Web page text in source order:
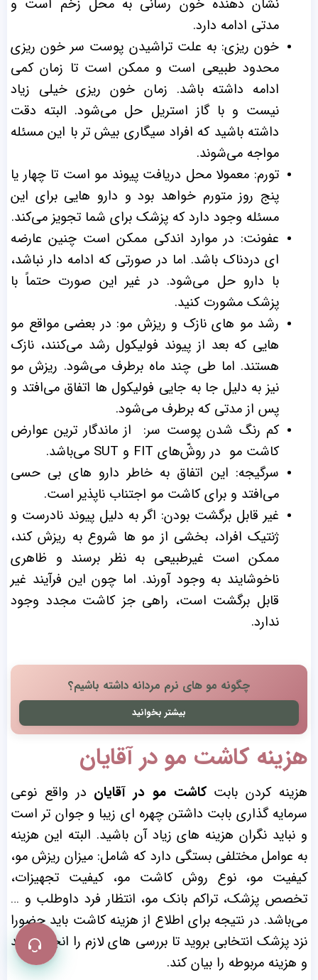
نشان‌ دهنده خون‌ رسانی به محل زخم است و
مدتی ادامه‌ دارد.
خون‌ ریزی: به علت تراشیدن پوست سر خون ریزی
محدود طبیعی است و ممکن است تا زمان کمی
ادامه داشته باشد. زمان خون ریزی خیلی زیاد
نیست و با گاز استریل حل می‌شود. البته دقت
داشته باشید که افراد سیگاری بیش تر با این مسئله
مواجه می‌شوند.
تورم: معمولا محل دریافت پیوند مو است تا چهار یا
پنج روز متورم خواهد بود و دارو هایی برای این
مسئله وجود دارد که پزشک برای شما تجویز می‌کند.
عفونت: در موارد اندکی ممکن است چنین عارضه
‌ای دردناک باشد. اما در صورتی که ادامه ‌دار نباشد،
با دارو حل می‌شود. در غیر این صورت حتماً با
پزشک مشورت کنید.
رشد مو های نازک و ریزش مو: در بعضی مواقع مو
هایی که بعد از پیوند فولیکول رشد می‌کنند، نازک
هستند. اما طی چند ماه برطرف می‌شود. ریزش مو
نیز به دلیل جا به ‌جایی فولیکول ‌ها اتفاق می‌افتد و
پس از مدتی که برطرف می‌شود.
کم رنگ شدن پوست سر: از ماندگار ترین عوارض
کاشت مو در روش‌ّهای FIT و SUT می‌باشد.
سرگیجه: این اتفاق به خاطر دارو های بی‌ حسی
می‌افتد و برای کاشت مو اجتناب‌ ناپذیر است.
غیر قابل برگشت بودن: اگر به دلیل پیوند نادرست و
ژنتیک افراد، بخشی از مو ها شروع به ریزش کند،
ممکن است غیرطبیعی به نظر برسند و ظاهری
ناخوشایند به ‌وجود آورند. اما چون این فرآیند غیر
قابل ‌برگشت است، راهی جز کاشت مجدد وجود
ندارد.
چگونه مو های نرم مردانه داشته باشیم؟
بیشتر بخوانید
هزینه کاشت مو در آقایان
هزینه کردن بابتکاشت مو در آقایان در واقع نوعی
سرمایه‌ گذاری بابت داشتن چهره‌ ای زیبا و جوان‌ تر است
و نباید نگران هزینه‌ های زیاد آن باشید. البته این هزینه
به عوامل مختلفی بستگی دارد که شامل: میزان ریزش مو،
کیفیت مو، نوع روش کاشت مو، کیفیت تجهیزات،
تخصص پزشک، تراکم بانک مو، انتظار فرد داوطلب و …
می‌باشد. در نتیجه برای اطلاع از هزینه کاشت باید حضورا
نزد پزشک انتخابی بروید تا بررسی‌ های لازم را انجام بدهد
و هزینه مربوطه را بیان کند.